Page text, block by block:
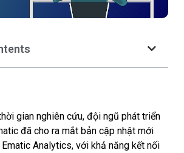
gian nghiên cứu, đội ngũ phát triển
đã cho ra mắt bản cập nhật mới
Analytics, với khả năng kết nối